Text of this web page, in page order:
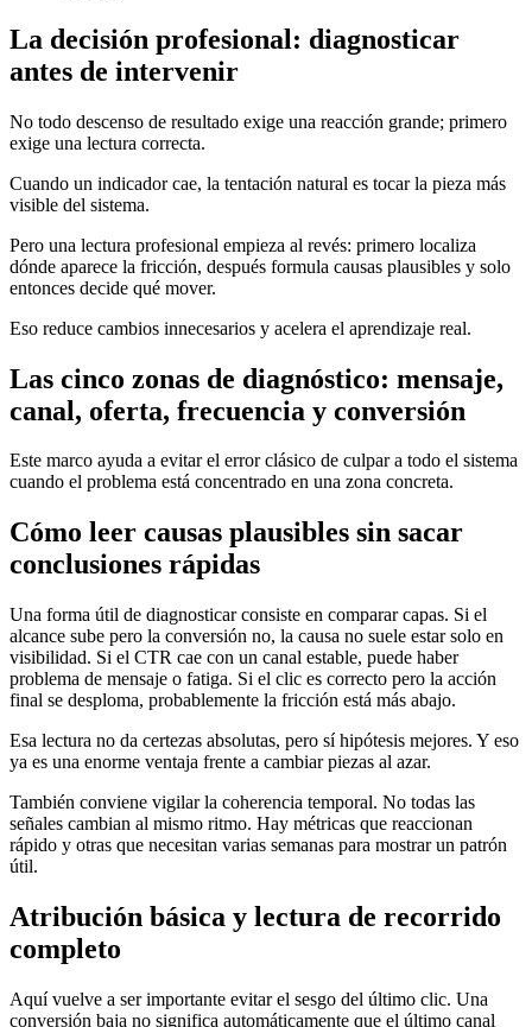
La decisión profesional: diagnosticar
antes de intervenir
No todo descenso de resultado exige una reacción grande; primero
exige una lectura correcta.
Cuando un indicador cae, la tentación natural es tocar la pieza más
visible del sistema.
Pero una lectura profesional empieza al revés: primero localiza
dónde aparece la fricción, después formula causas plausibles y solo
entonces decide qué mover.
Eso reduce cambios innecesarios y acelera el aprendizaje real.
Las cinco zonas de diagnóstico: mensaje,
canal, oferta, frecuencia y conversión
Este marco ayuda a evitar el error clásico de culpar a todo el sistema
cuando el problema está concentrado en una zona concreta.
Cómo leer causas plausibles sin sacar
conclusiones rápidas
Una forma útil de diagnosticar consiste en comparar capas. Si el
alcance sube pero la conversión no, la causa no suele estar solo en
visibilidad. Si el CTR cae con un canal estable, puede haber
problema de mensaje o fatiga. Si el clic es correcto pero la acción
final se desploma, probablemente la fricción está más abajo.
Esa lectura no da certezas absolutas, pero sí hipótesis mejores. Y eso
ya es una enorme ventaja frente a cambiar piezas al azar.
También conviene vigilar la coherencia temporal. No todas las
señales cambian al mismo ritmo. Hay métricas que reaccionan
rápido y otras que necesitan varias semanas para mostrar un patrón
útil.
Atribución básica y lectura de recorrido
completo
Aquí vuelve a ser importante evitar el sesgo del último clic. Una
conversión baja no significa automáticamente que el último canal